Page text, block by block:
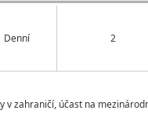
Denní 2
v zahraničí, účast na